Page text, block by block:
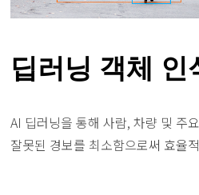
딥러닝 객체 인
AI 딥러닝을 통해 사람, 차량 및 주
잘못된 경보를 최소함으로써 효율